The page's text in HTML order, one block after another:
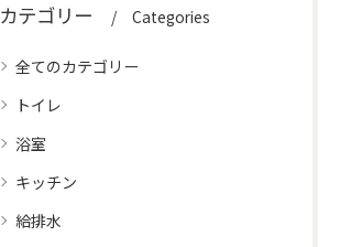
カテゴリー Categories
全てのカテゴリー
トイレ
浴室
キッチン
給排水